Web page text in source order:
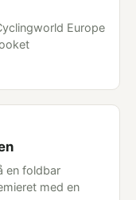
Europe
en foldbar
med en